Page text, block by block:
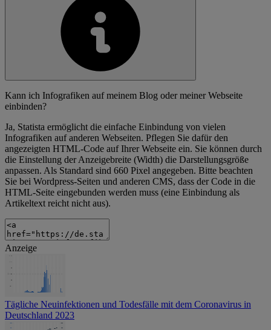
Kann ich Infografiken auf meinem Blog oder meiner Webseite
einbinden?
Ja, Statista ermöglicht die einfache Einbindung von vielen
Infografiken auf anderen Webseiten. Pflegen Sie dafür den
angezeigten HTML-Code auf Ihrer Webseite ein. Sie können durch
die Einstellung der Anzeigebreite (Width) die Darstellungsgröße
anpassen. Als Standard sind 660 Pixel angegeben. Bitte beachten
Sie bei Wordpress-Seiten und anderen CMS, dass der Code in die
HTML-Seite eingebunden werden muss (eine Einbindung als
Artikeltext reicht nicht aus).
Anzeige
Tägliche Neuinfektionen und Todesfälle mit dem Coronavirus in
Deutschland 2023